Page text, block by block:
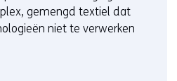
gemengd textiel dat
niet te verwerken